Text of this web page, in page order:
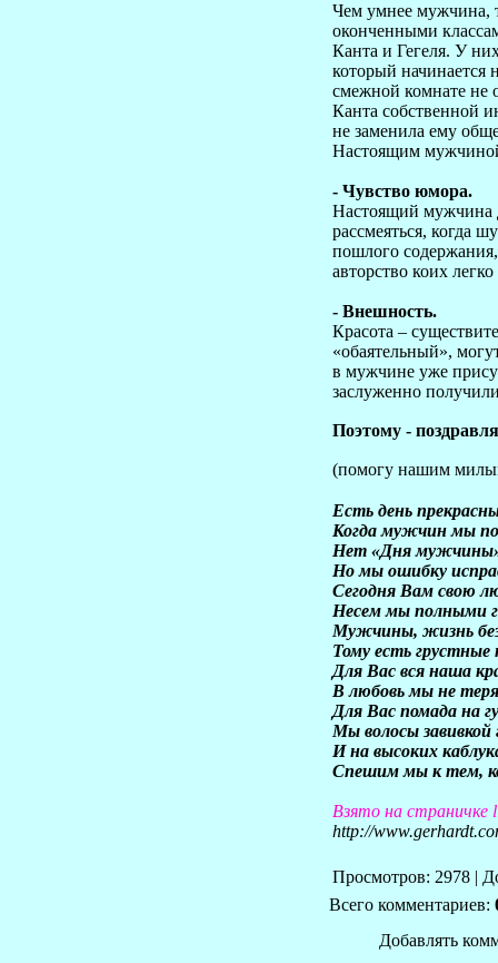
Чем умнее мужчина,
оконченными
Канта и Гегеля. У
который начинается
смежной комнате не
Канта собственной
не заменила ему
Настоящим мужчиной
- Чувство юмора.
Настоящий мужчина
рассмеяться, когда
пошлого
авторство коих
- Внешность.
Красота –
«обаятельный»,
в мужчине уже
заслуженно
Поэтому -
(помогу нашим
Есть день
Когда мужчин мы
Нет «Дня мужчины»
Но мы ошибку
Сегодня Вам свою
Несем мы полными
Мужчины, жизнь
Тому есть
Для Вас вся наша
В любовь мы не
Для Вас помада на
Мы волосы завивкой
И на высоких
Спешим мы к тем,
Взято на
http://
Просмотров: 2978 |
Всего комментариев:
Добавлять